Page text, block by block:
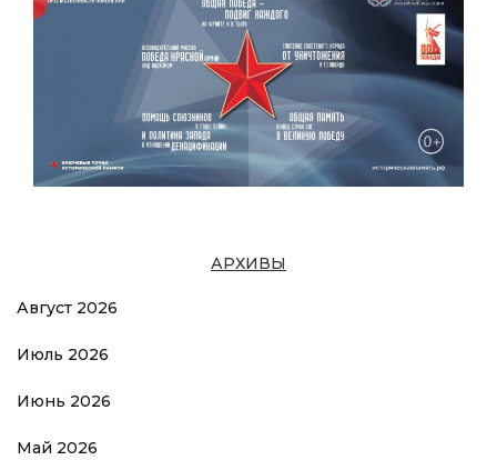
АРХИВЫ
Август 2026
Июль 2026
Июнь 2026
Май 2026